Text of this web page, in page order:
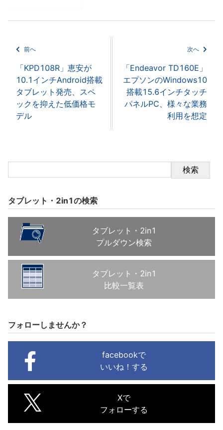
前へ
「KPD108R」恵安が
10.1インチAndroid搭載
タブレット発売、スペ
ックを抑えた低価格モ
デル
次へ
「Endeavor TD160E」
エプソンのWindows10
搭載15.6インチタッチ
パネルPC、様々な業務
利用を想定
検索
タブレット・2in1の検索
タブレット・2in1
プルダウン検索
タブレット・2in1
比較一覧表
フォローしませんか？
facebookで
いいね！する
Xで
フォローする